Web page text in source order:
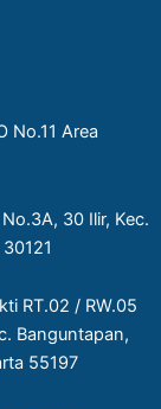
No.11 Area
30 Ilir, Kec.
RT.02 / RW.05
Banguntapan,
55197